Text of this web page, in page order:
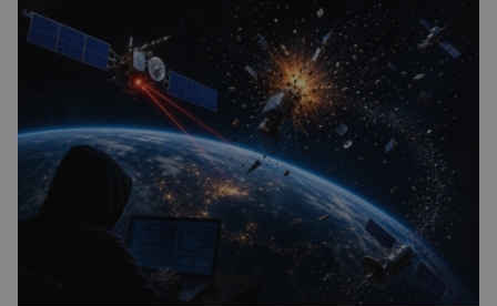
hustší než na Zemi a aby toho nebylo málo, z
oblaků se snáší kapky kyseliny sírové. Zkrátka,
není to prostředí, ve kterém by příčetný člověk
chtěl strávit […]